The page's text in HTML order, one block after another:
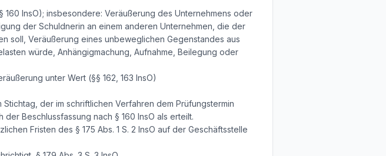
InsO); insbesondere: Veräußerung des Unternehmens oder
der Schuldnerin an einem anderen Unternehmen, die der
soll, Veräußerung eines unbeweglichen Gegenstandes aus
würde, Anhängigmachung, Aufnahme, Beilegung oder
unter Wert (§§ 162, 163 InsO)
der im schriftlichen Verfahren dem Prüfungstermin
Beschlussfassung nach § 160 InsO als erteilt.
Fristen des § 175 Abs. 1 S. 2 InsO auf der Geschäftsstelle